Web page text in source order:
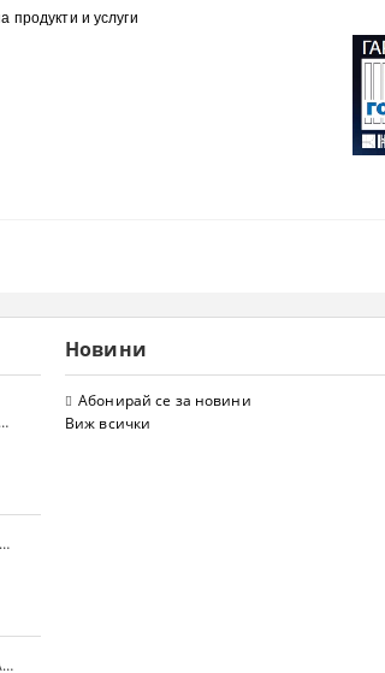
продукти и услуги
COMPUTHERM Q7RF
FIBER BASALT PLUS - 3М/БР.
ГОТВАРСКА ПЕЧКА PLAMEN 850 GLAS 11KW
Новини
Абонирай се за новини
Виж всички